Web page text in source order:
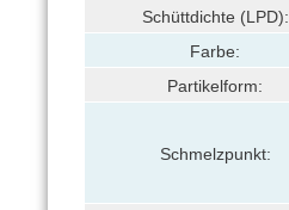
Schüttdichte (LPD):
Farbe:
Partikelform:
Schmelzpunkt: